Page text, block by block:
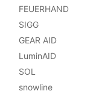
FEUERHAND
SIGG
GEAR AID
LuminAID
SOL
snowline